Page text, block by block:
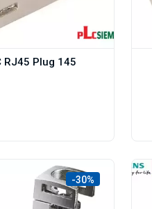
RJ45 Plug 145
-30%